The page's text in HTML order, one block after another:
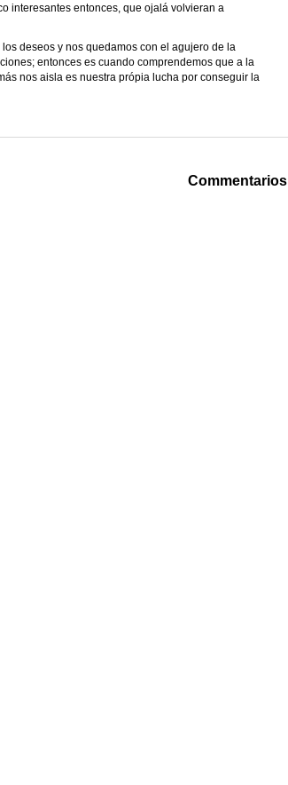
interesantes entonces, que ojalá volvieran a
deseos y nos quedamos con el agujero de la
entonces es cuando comprendemos que a la
nos aisla es nuestra própia lucha por conseguir la
Commentarios